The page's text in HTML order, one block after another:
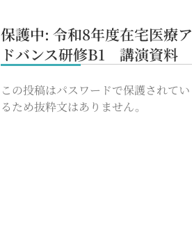
保護中: 令和8年度在宅医療ア
ドバンス研修B1 講演資料
この投稿はパスワードで保護されてい
るため抜粋文はありません。